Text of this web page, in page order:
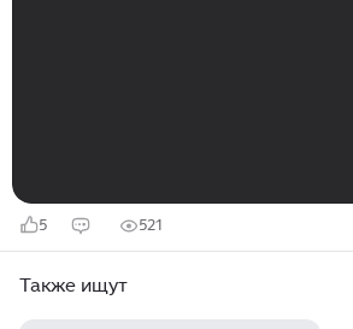
5 521
Также ищут